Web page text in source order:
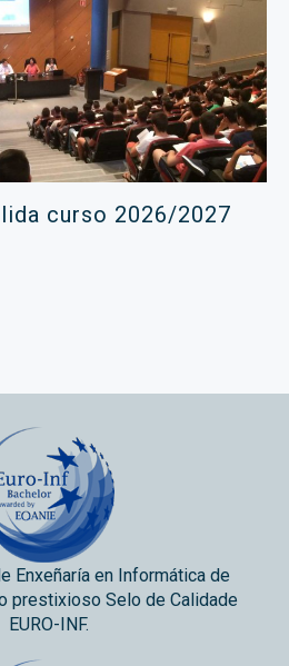
curso 2026/2027
Enxeñaría en Informática de
prestixioso Selo de Calidade
EURO-INF.